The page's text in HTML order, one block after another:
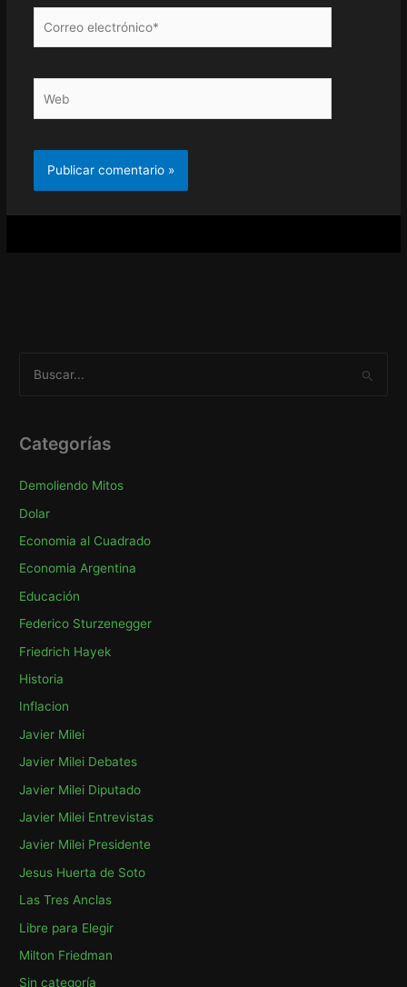
electrónico*
c
r
p
o
Categorías
Demoliendo Mitos
Dolar
Economia al Cuadrado
Economia Argentina
Educación
Federico Sturzenegger
Friedrich Hayek
Historia
Inflacion
Javier Milei
Javier Milei Debates
Javier Milei Diputado
Javier Milei Entrevistas
Javier Milei Presidente
Jesus Huerta de Soto
Las Tres Anclas
Libre para Elegir
Milton Friedman
Sin categoría